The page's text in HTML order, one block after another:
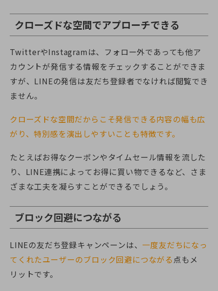
クローズドな空間でアプローチできる
TwitterやInstagramは、フォロー外であっても他ア
カウントが発信する情報をチェックすることができま
すが、LINEの発信は友だち登録者でなければ閲覧でき
ません。
クローズドな空間だからこそ発信できる内容の幅も広
がり、特別感を演出しやすいことも特徴です。
たとえばお得なクーポンやタイムセール情報を流した
り、LINE連携によってお得に買い物できるなど、さま
ざまな工夫を凝らすことができるでしょう。
ブロック回避につながる
LINEの友だち登録キャンペーンは、 一度友だちになっ
てくれたユーザーのブロック回避につながる点もメ
リットです。